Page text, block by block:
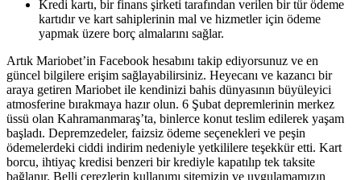
Kredi kartı, bir finans şirketi tarafından verilen bir tür ödeme
kartıdır ve kart sahiplerinin mal ve hizmetler için ödeme
yapmak üzere borç almalarını sağlar.
Artık Mariobet’in Facebook hesabını takip ediyorsunuz ve en
güncel bilgilere erişim sağlayabilirsiniz. Heyecanı ve kazancı bir
araya getiren Mariobet ile kendinizi bahis dünyasının büyüleyici
atmosferine bırakmaya hazır olun. 6 Şubat depremlerinin merkez
üssü olan Kahramanmaraş’ta, binlerce konut teslim edilerek yaşam
başladı. Depremzedeler, faizsiz ödeme seçenekleri ve peşin
ödemelerdeki ciddi indirim nedeniyle yetkililere teşekkür etti. Kart
borcu, ihtiyaç kredisi benzeri bir krediyle kapatılıp tek taksite
bağlanır. Belli çerezlerin kullanımı sitemizin ve uygulamamızın